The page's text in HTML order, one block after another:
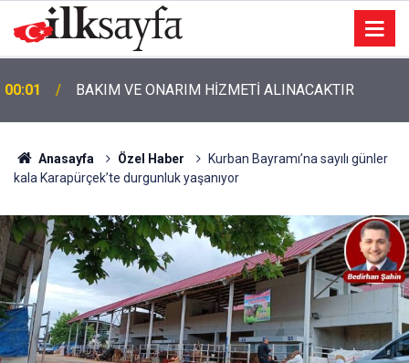
00:01 BAKIM VE ONARIM HİZMETİ ALINACAKTIR
Anasayfa Özel Haber
Kurban Bayramı’na sayılı günler
kala Karapürçek’te durgunluk yaşanıyor